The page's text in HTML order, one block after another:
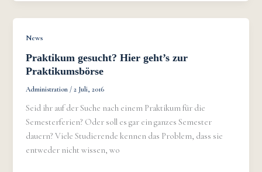
News
Praktikum gesucht? Hier geht’s zur
Praktikumsbörse
Administration /2 Juli, 2016
Seid ihr auf der Suche nach einem Praktikum für die
Semesterferien? Oder soll es gar ein ganzes Semester
dauern? Viele Studierende kennen das Problem, dass sie
entweder nicht wissen, wo